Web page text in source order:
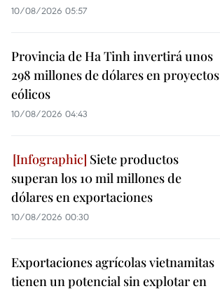
10/08/2026 05:57
Provincia de Ha Tinh invertirá unos
298 millones de dólares en proyectos
eólicos
10/08/2026 04:43
Siete productos
superan los 10 mil millones de
dólares en exportaciones
10/08/2026 00:30
Exportaciones agrícolas vietnamitas
tienen un potencial sin explotar en